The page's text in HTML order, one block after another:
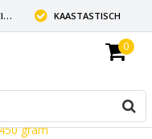
KAASTASTISCH
0
gram